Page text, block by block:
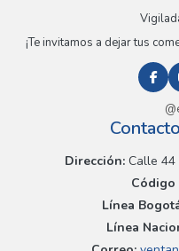
¡Te invitamos a dejar tus
Dirección:Calle 44
Línea
Línea